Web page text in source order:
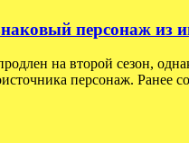
персонаж из
на второй сезон,
персонаж.